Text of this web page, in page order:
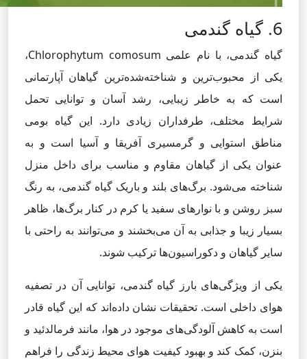
6. گیاه گندمی
گیاه گندمی، با نام علمی Chlorophytum comosum،
یکی از محبوب‌ترین و شناخته‌شده‌ترین گیاهان آپارتمانی
است که به خاطر زیبایی، رشد آسان و توانایی تحمل
شرایط مختلف، طرفداران زیادی دارد. این گیاه بومی
مناطق استوایی و گرمسیری آفریقا و آسیا است و به
عنوان یکی از گیاهان مقاوم و مناسب برای داخل منزل
شناخته می‌شود. برگ‌های بلند و باریک گیاه گندمی، به رنگ
سبز روشن و با نوارهای سفید یا کرم در کنار برگ‌ها، ظاهر
بسیار زیبا و جذابی به آن می‌بخشند و می‌توانند به راحتی با
سایر گیاهان و دکوراسیون‌ها ترکیب شوند.
یکی از ویژگی‌های بارز گیاه گندمی، توانایی آن در تصفیه
هوای داخلی است. تحقیقات نشان داده‌اند که این گیاه قادر
است به کاهش آلودگی‌های موجود در هوا، مانند فرمالدئید و
بنزن، کمک کند و بهبود کیفیت هوای محیط زندگی را فراهم